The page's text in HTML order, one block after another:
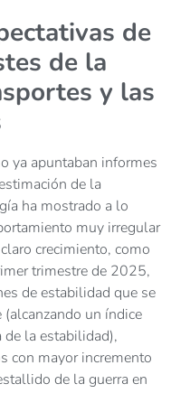
de
de la
y las
ya apuntaban informes
de la
ha mostrado a lo
muy irregular
crecimiento, como
trimestre de 2025,
de estabilidad que se
un índice
la estabilidad),
con mayor incremento
de la guerra en